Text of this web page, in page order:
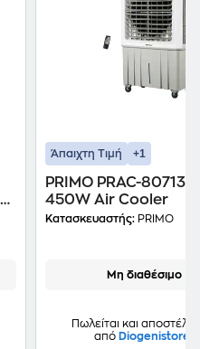
Άπαιχτη Τιμή +1
PRIMO PRAC-80713
450W Air Cooler
Κατασκευαστής: PRIMO
Μη διαθέσιμο
Πωλείται και
από Diogenistore